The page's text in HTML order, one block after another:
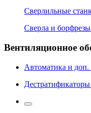
Сверлильные
Сверла и
Вентиляционное
Автоматика и доп.